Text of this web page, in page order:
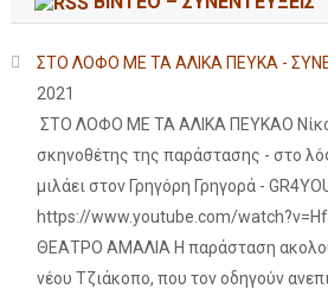
ΣΤΟ ΛΟΦΟ ΜΕ ΤΑ ΑΛΙΚΑ ΠΕΥΚΑ -
2021
ΣΤΟ ΛΟΦΟ ΜΕ ΤΑ ΑΛΙΚΑ ΠΕΥΚΑΟ
σκηνοθέτης της παράστασης - στο
μιλάει στον Γρηγόρη Γρηγορά -
https://www.youtube.com/
ΘΕΑΤΡΟ ΑΜΑΛΙΑ Η παράσταση
νέου Τζιάκοπο, που τον οδηγούν